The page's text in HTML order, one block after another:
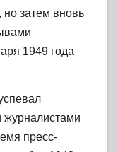
затем вновь
1949 года
журналистами
пресс-